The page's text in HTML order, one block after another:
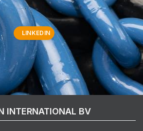
LINKEDIN
INTERNATIONAL BV